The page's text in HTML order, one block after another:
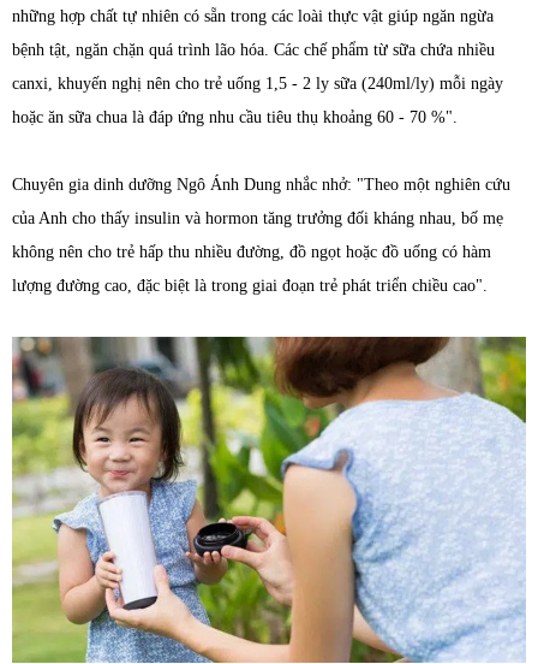
những hợp chất tự nhiên có sẵn trong các loài thực vật giúp ngăn ngừa
bệnh tật, ngăn chặn quá trình lão hóa. Các chế phẩm từ sữa chứa nhiều
canxi, khuyến nghị nên cho trẻ uống 1,5 - 2 ly sữa (240ml/ly) mỗi ngày
hoặc ăn sữa chua là đáp ứng nhu cầu tiêu thụ khoảng 60 - 70 %".
Chuyên gia dinh dưỡng Ngô Ánh Dung nhắc nhở: "Theo một nghiên cứu
của Anh cho thấy insulin và hormon tăng trưởng đối kháng nhau, bố mẹ
không nên cho trẻ hấp thu nhiều đường, đồ ngọt hoặc đồ uống có hàm
lượng đường cao, đặc biệt là trong giai đoạn trẻ phát triển chiều cao".